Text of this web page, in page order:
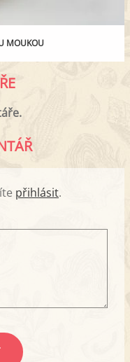
MOUKOU
přihlásit.